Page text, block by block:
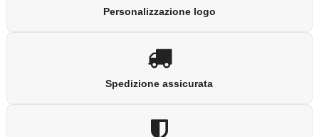
Personalizzazione logo
Spedizione assicurata